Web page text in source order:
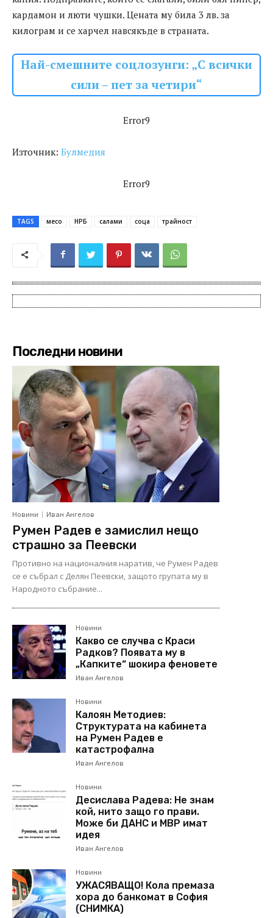
кардамон и люти чушки. Цената му била 3 лв. за
килограм и се харчел навсякъде в страната.
Най-смешните соцлозунги: „С всички
сили – пет за четири“
Error9
Източник: Булмедия
Error9
TAGS месо НРБ салами соца трайност
Последни новини
Новини Иван Ангелов
Румен Радев е замислил нещо
страшно за Пеевски
Противно на националния наратив, че Румен Радев
се е събрал с Делян Пеевски, защото групата му в
Народното събрание...
Новини
Какво се случва с Краси
Радков? Появата му в
„Капките“ шокира феновете
Иван Ангелов
Новини
Калоян Методиев:
Структурата на кабинета
на Румен Радев е
катастрофална
Иван Ангелов
Новини
Десислава Радева: Не знам
кой, нито защо го прави.
Може би ДАНС и МВР имат
идея
Иван Ангелов
Новини
УЖАСЯВАЩО! Кола премаза
хора до банкомат в София
(СНИМКА)